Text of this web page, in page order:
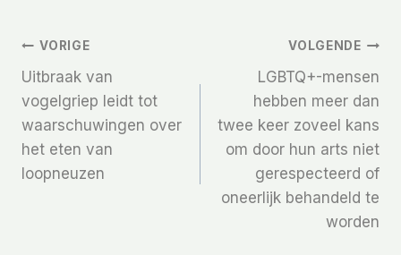
Bericht
Navigatie
VORIGE
Uitbraak van
vogelgriep leidt tot
waarschuwingen over
het eten van
loopneuzen
VOLGENDE
LGBTQ+-mensen
hebben meer dan
twee keer zoveel kans
om door hun arts niet
gerespecteerd of
oneerlijk behandeld te
worden